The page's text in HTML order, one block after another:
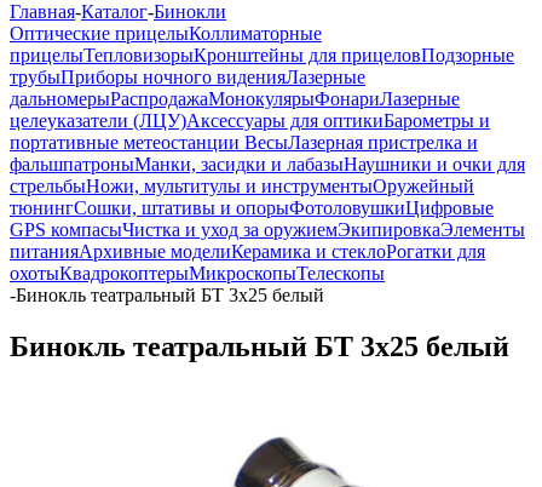
Главная-Каталог-Бинокли
Оптические прицелыКоллиматорные
прицелыТепловизорыКронштейны для прицеловПодзорные
трубыПриборы ночного виденияЛазерные
дальномерыРаспродажаМонокулярыФонариЛазерные
целеуказатели (ЛЦУ)Аксессуары для оптикиБарометры и
портативные метеостанции ВесыЛазерная пристрелка и
фальшпатроныМанки, засидки и лабазыНаушники и очки для
стрельбыНожи, мультитулы и инструментыОружейный
тюнингСошки, штативы и опорыФотоловушкиЦифровые
GPS компасыЧистка и уход за оружиемЭкипировкаЭлементы
питанияАрхивные моделиКерамика и стеклоРогатки для
охотыКвадрокоптерыМикроскопыТелескопы
-Бинокль театральный БТ 3x25 белый
Бинокль театральный БТ 3x25 белый